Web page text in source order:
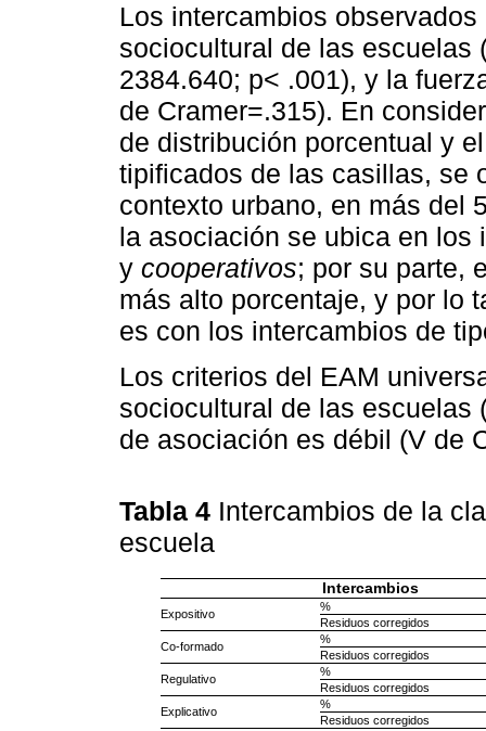
Los intercambios
sociocultural de las escuelas
2384.640; p< .001), y la
de Cramer=.315). En
de distribución porcentual y
tipificados de las casillas, se
contexto urbano, en más del
la asociación se ubica en los
y cooperativos; por su parte,
más alto porcentaje, y por lo
es con los intercambios de
Los criterios del EAM
sociocultural de las escuelas
de asociación es débil (V de
Tabla 4 Intercambios de la
escuela
Intercambios
Expositivo
%
Residuos corregidos
Co-formado
%
Residuos corregidos
Regulativo
%
Residuos corregidos
Explicativo
%
Residuos corregidos